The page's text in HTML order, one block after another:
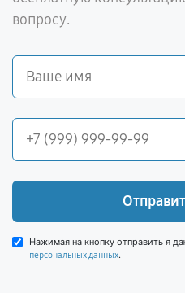
вопросу.
Нажимая на кнопку отправить я
персональных данных.